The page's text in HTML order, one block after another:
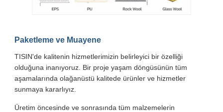
Paketleme ve Muayene
TISIN'de kalitenin hizmetlerimizin belirleyici bir özelliği
olduğuna inanıyoruz. Bir proje yaşam döngüsünün tüm
aşamalarında olağanüstü kalitede ürünler ve hizmetler
sunmaya kararlıyız.
Üretim öncesinde ve sonrasında tüm malzemelerin